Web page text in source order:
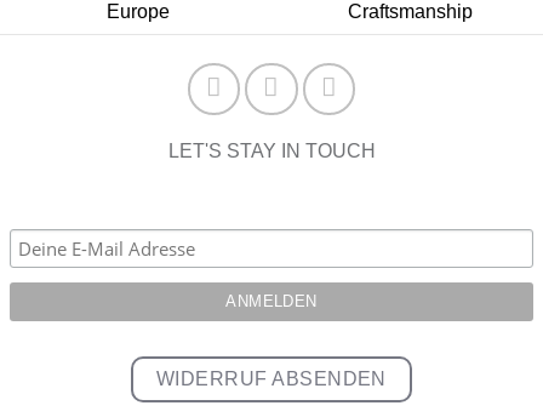
Europe
Craftsmanship
LET'S STAY IN TOUCH
WIDERRUF ABSENDEN